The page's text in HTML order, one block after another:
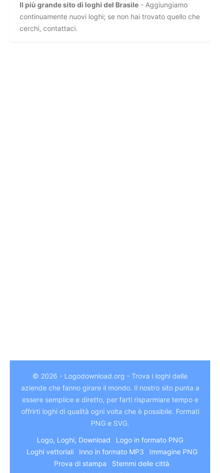
Il più grande sito di loghi del Brasile - Aggiungiamo
continuamente nuovi loghi; se non hai trovato quello che
cerchi, contattaci.
© 2026 - Logodownload.org - Trova i loghi delle
aziende che fanno girare il mondo. Il nostro sito punta a
essere semplice e diretto, per farti risparmiare tempo e
offrirti loghi di qualità ogni volta che è possibile. Formati
PNG e SVG.
Logo, Loghi, Download
Logo in formato PNG
Loghi vettoriali
Inno in formato MP3
Immagine PNG
Prova di stampa
Stemmi delle città
Japanese
Arabic
Chinese
German